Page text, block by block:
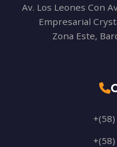
Av. Los Leones Con
Empresarial
Zona Este,